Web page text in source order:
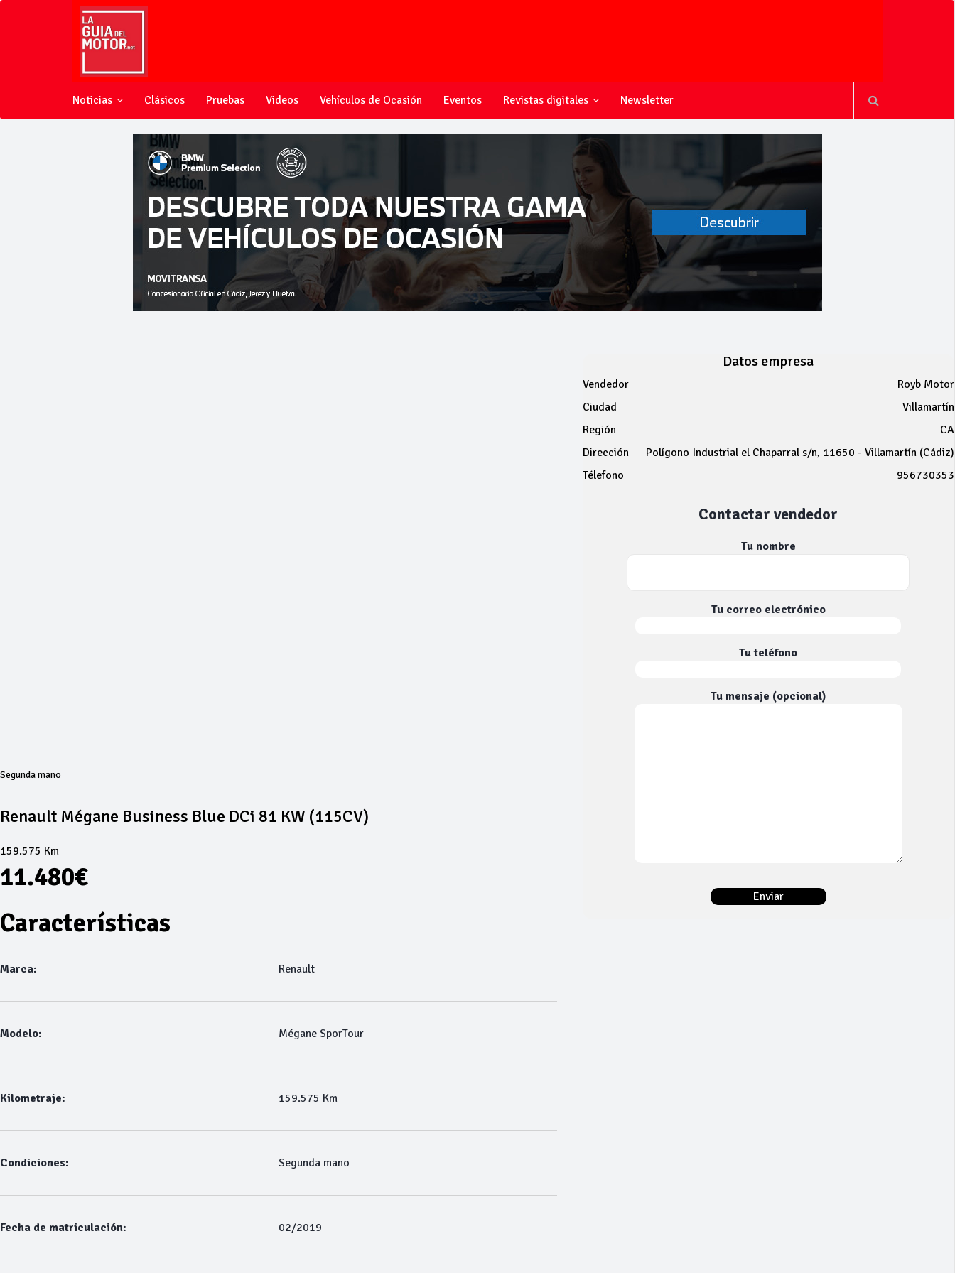
Noticias Clásicos Pruebas Videos Vehículos de Ocasión Eventos Revistas digitales Newsletter
Segunda mano
Renault Mégane Business Blue DCi 81 KW (115CV)
159.575 Km
11.480€
Características
Marca: Renault
Modelo: Mégane SporTour
Kilometraje: 159.575 Km
Condiciones: Segunda mano
Fecha de matriculación: 02/2019
Datos empresa
Vendedor
Royb Motor
Ciudad
Villamartín
Región
CA
Dirección
Polígono Industrial el Chaparral s/n, 11650 - Villamartín (Cádiz)
Télefono
956730353
Contactar vendedor
Tu nombre
Tu correo electrónico
Tu teléfono
Tu mensaje (opcional)